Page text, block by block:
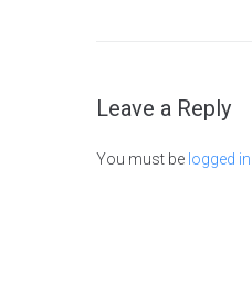
Leave a Reply
You must be logged in